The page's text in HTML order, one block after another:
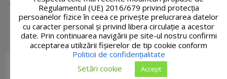
Regulamentul (UE) 2016/679 privind protecția
persoanelor fizice în ceea ce privește prelucrarea datelor
cu caracter personal și privind libera circulație a acestor
date. Prin continuarea navigării pe site-ul nostru confirmi
acceptarea utilizării fişierelor de tip cookie conform
Politicii de confidențialitate
Setări cookie
Accept